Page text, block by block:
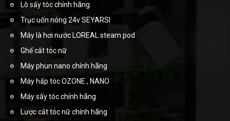
Lô sấy tóc chính hãng
Trục uốn nóng 24v SEYARSI
Máy là hơi nước LOREAL steam pod
Ghế cắt tóc nữ
Máy phun nano chính hãng
Máy hấp tóc OZONE , NANO
Máy sấy tóc chính hãng
Lược cắt tóc nữ chính hãng